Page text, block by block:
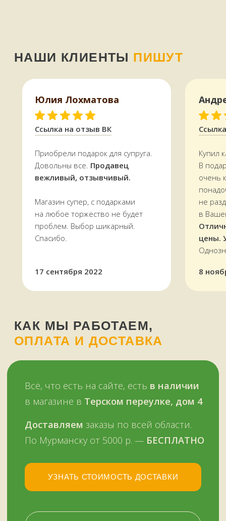
Купил
В
очень
не
в
цены.
Приобрели подарок для супруга.
Довольны все. Продавец
вежливый, отзывчивый.
Магазин супер, с подарками
на любое торжество не будет
проблем. Выбор шикарный.
Спасибо.
Ссылка на отзыв ВК
Юлия Лохматова
17 сентября 2022 8
Доставляем заказы по всей области.
Оплатить можно и наличными,
+7 (909) 563-11-00
WhatsApp
ВКонтакте
и в выходные —
ежедневно
УЗНАТЬ СТОИМОСТЬ ДОСТАВКИ
НАШ МАГАЗИНЗДЕСЬ
+7 (909) 563-11-00
с 11:00 до 19:00
График работы: